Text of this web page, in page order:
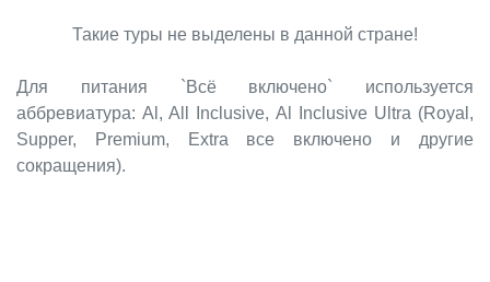
Такие туры не выделены в данной стране!
Для питания `Всё включено` используется
аббревиатура: Al, All Inclusive, Al Inclusive Ultra (Royal,
Supper, Premium, Extra все включено и другие
сокращения).